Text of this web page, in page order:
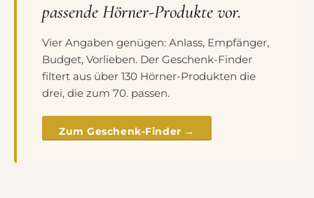
passende Hörner-Produkte vor.
Vier Angaben genügen: Anlass, Empfänger,
Budget, Vorlieben. Der Geschenk-Finder
filtert aus über 130 Hörner-Produkten die
drei, die zum 70. passen.
Zum Geschenk-Finder →